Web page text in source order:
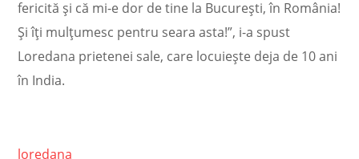
fericită și că mi-e dor de tine la București, în România!
Și îți mulțumesc pentru seara asta!”, i-a spust
Loredana prietenei sale, care locuiește deja de 10 ani
în India.
loredana